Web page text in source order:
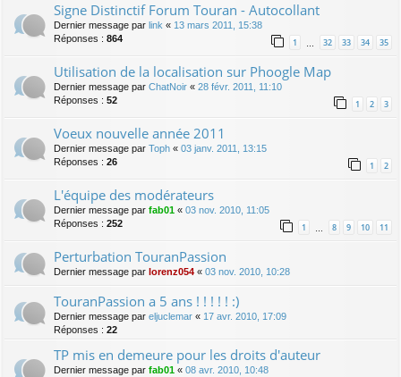
Signe Distinctif Forum Touran - Autocollant
Dernier message par link « 13 mars 2011, 15:38
Réponses : 864 1 32 33 34 35
Utilisation de la localisation sur Phoogle Map
Dernier message par ChatNoir « 28 févr. 2011, 11:10
Réponses : 52 1 2 3
Voeux nouvelle année 2011
Dernier message par Toph « 03 janv. 2011, 13:15
Réponses : 26 1 2
L'équipe des modérateurs
Dernier message par fab01 « 03 nov. 2010, 11:05
Réponses : 252 1 … 8 9 10 11
Perturbation TouranPassion
Dernier message par lorenz054 « 03 nov. 2010, 10:28
TouranPassion a 5 ans ! ! ! ! ! :)
Dernier message par eljuclemar « 17 avr. 2010, 17:09
Réponses : 22
TP mis en demeure pour les droits d'auteur
Dernier message par fab01 « 08 avr. 2010, 10:48